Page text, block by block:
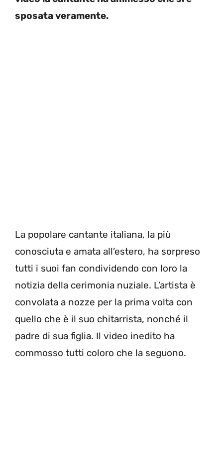
sposata veramente.
La popolare cantante italiana, la più
conosciuta e amata all’estero, ha sorpreso
tutti i suoi fan condividendo con loro la
notizia della cerimonia nuziale. L’artista è
convolata a nozze per la prima volta con
quello che è il suo chitarrista, nonché il
padre di sua figlia. Il video inedito ha
commosso tutti coloro che la seguono.